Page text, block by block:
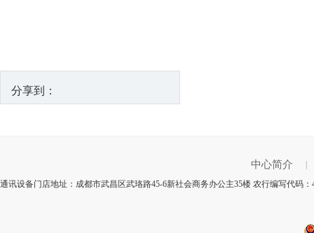
分享到：
中心简介
通讯设备门店地址：成都市武昌区武珞路45-6新社会商务办公主35楼 农行编写代码